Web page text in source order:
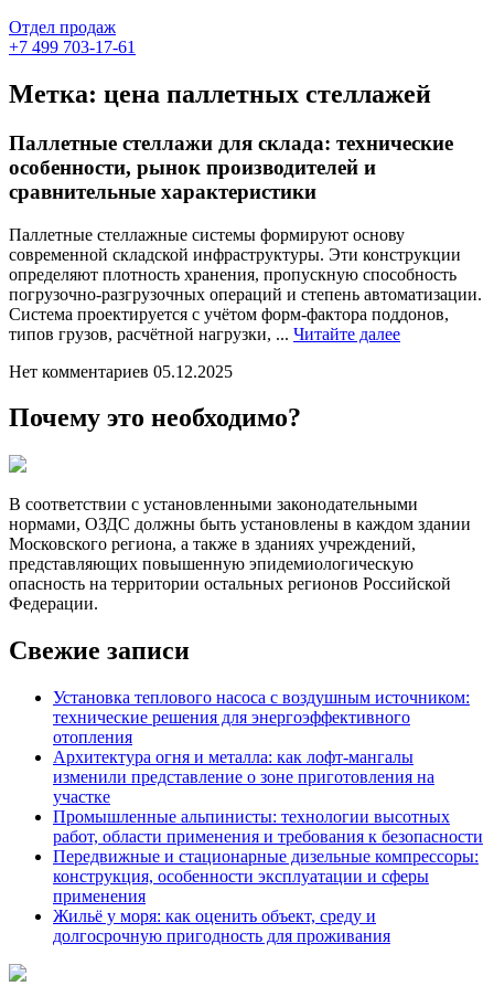
Отдел продаж
+7 499 703-17-61
Метка: цена паллетных стеллажей
Паллетные стеллажи для склада: технические
особенности, рынок производителей и
сравнительные характеристики
Паллетные стеллажные системы формируют основу
современной складской инфраструктуры. Эти конструкции
определяют плотность хранения, пропускную способность
погрузочно-разгрузочных операций и степень автоматизации.
Система проектируется с учётом форм-фактора поддонов,
типов грузов, расчётной нагрузки, ... Читайте далееЧитайте
Нет комментариев 05.12.2025
Почему это необходимо?
В соответствии с установленными законодательными
нормами, ОЗДС должны быть установлены в каждом здании
Московского региона, а также в зданиях учреждений,
представляющих повышенную эпидемиологическую
опасность на территории остальных регионов Российской
Федерации.
Свежие записи
Установка теплового насоса с воздушным источником:
технические решения для энергоэффективного
отопления
Архитектура огня и металла: как лофт-мангалы
изменили представление о зоне приготовления на
участке
Промышленные альпинисты: технологии высотных
работ, области применения и требования к безопасности
Передвижные и стационарные дизельные компрессоры:
конструкция, особенности эксплуатации и сферы
применения
Жильё у моря: как оценить объект, среду и
долгосрочную пригодность для проживания